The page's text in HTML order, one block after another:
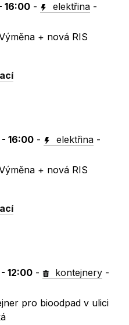
16:00 - elektřina -
+ nová RIS
16:00 - elektřina -
+ nová RIS
12:00 - kontejnery -
pro bioodpad v ulici